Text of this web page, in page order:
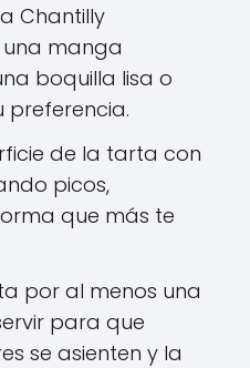
Chantilly
manga
boquilla lisa o
preferencia.
de la tarta con
picos,
que más te
por al menos una
para que
se asienten y la